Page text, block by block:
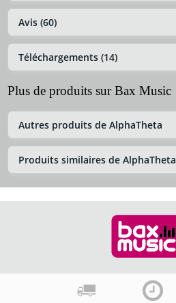
Avis (60)
Téléchargements (14)
Plus de produits sur Bax Music
Autres produits de AlphaTheta
Produits similaires de AlphaTheta